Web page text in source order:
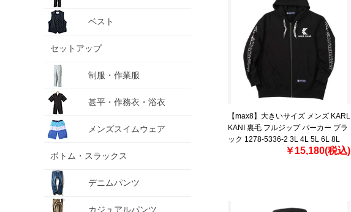
ベスト
セットアップ
制服・作業服
甚平・作務衣・浴衣
メンズスイムウェア
ボトム・スラックス
デニムパンツ
カジュアルパンツ
【max8】大きいサイズ メンズ KARL
KANI 裏毛 フルジップ パーカー ブラ
ック 1278-5336-2 3L 4L 5L 6L 8L
￥15,180(税込)